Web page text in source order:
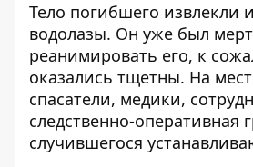
Тело погибшего извлекли
водолазы. Он уже был
реанимировать его, к
оказались тщетны. На
спасатели, медики,
следственно-оперативная
случившегося